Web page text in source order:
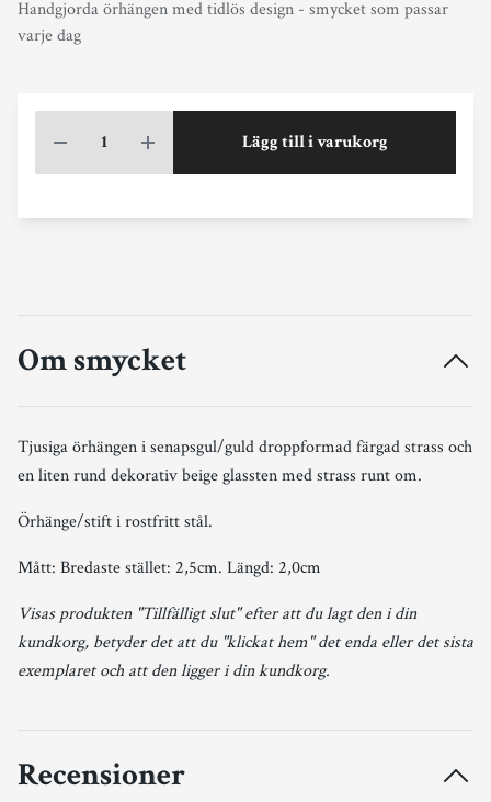
Handgjorda örhängen med tidlös design - smycket som passar
varje dag
Lägg till i varukorg
Om smycket
Tjusiga örhängen i senapsgul/guld droppformad färgad strass och
en liten rund dekorativ beige glassten med strass runt om.
Örhänge/stift i rostfritt stål.
Mått: Bredaste stället: 2,5cm. Längd: 2,0cm
Visas produkten "Tillfälligt slut" efter att du lagt den i din
kundkorg, betyder det att du "klickat hem" det enda eller det sista
exemplaret och att den ligger i din kundkorg.
Recensioner